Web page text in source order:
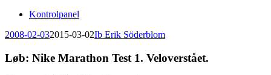
Kontrolpanel
2008-02-032015-03-02Ib Erik Söderblom
Løb: Nike Marathon Test 1. Veloverstået.